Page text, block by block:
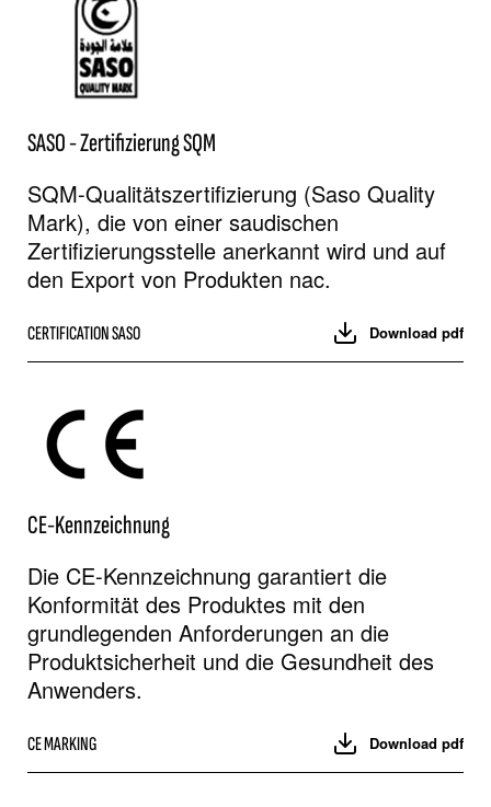
SASO - Zertifizierung SQM
SQM-Qualitätszertifizierung (Saso Quality
Mark), die von einer saudischen
Zertifizierungsstelle anerkannt wird und auf
den Export von Produkten nac.
CERTIFICATION SASO Download pdf
CE-Kennzeichnung
Die CE-Kennzeichnung garantiert die
Konformität des Produktes mit den
grundlegenden Anforderungen an die
Produktsicherheit und die Gesundheit des
Anwenders.
CE MARKING Download pdf